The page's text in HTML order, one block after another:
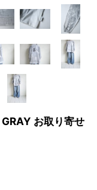
お取り寄せ